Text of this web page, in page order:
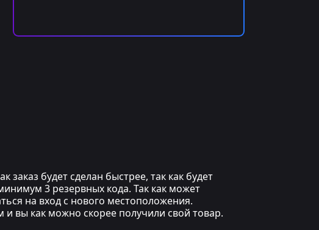
будет сделан быстрее, так как будет
3 резервных кода. Так как может
на вход с нового местоположения.
вы как можно скорее получили свой товар.